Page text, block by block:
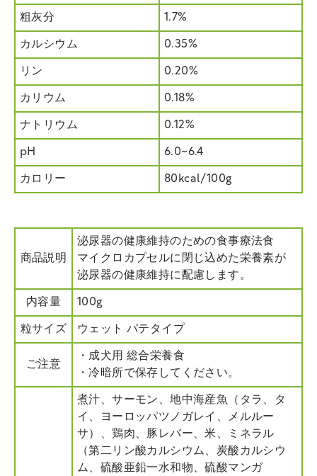
粗灰分 1.7%
カルシウム 0.35%
リン 0.20%
カリウム 0.18%
ナトリウム 0.12%
pH 6.0~6.4
カロリー 80kcal/100g
商品説明
泌尿器の健康維持のための食事療法食
マイクロカプセルに閉じ込めた栄養素が
泌尿器の健康維持に配慮します。
内容量 100g
粒サイズ ウェット パテタイプ
ご注意
・成犬用 総合栄養食
・冷暗所で保存してください。
煮汁、サーモン、地中海産魚（タラ、タ
イ、ヨーロッパツノガレイ、メルルー
サ）、鶏肉、豚レバー、米、ミネラル
（第二リン酸カルシウム、炭酸カルシウ
ム、硫酸亜鉛一水和物、硫酸マンガ